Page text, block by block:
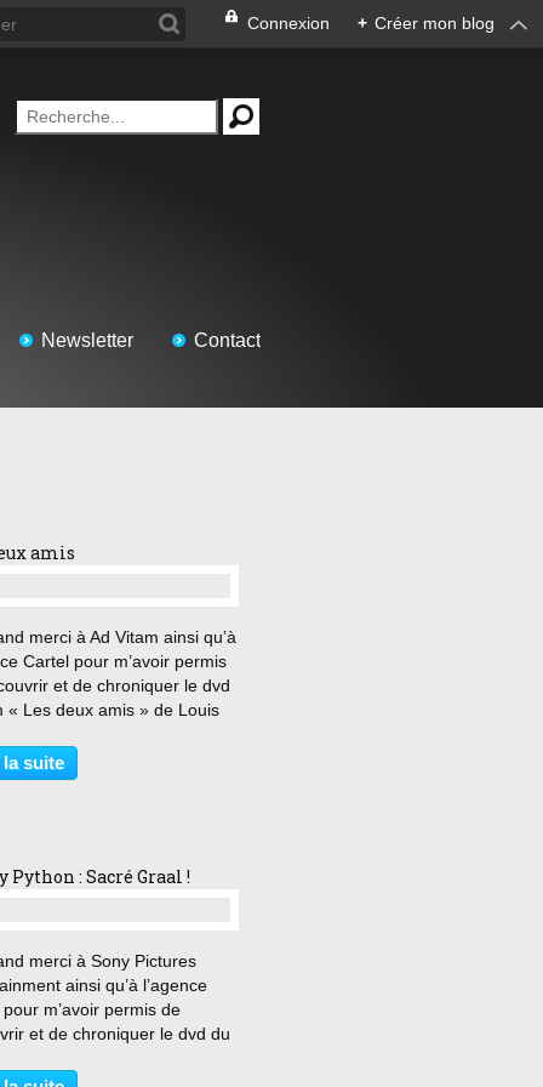
Connexion + Créer mon blog
Newsletter Contact
amis
merci à Ad Vitam ainsi qu’à
Cartel pour m’avoir permis
et de chroniquer le dvd
« Les deux amis » de Louis
ne peux pas avoir quelqu’un
» Clément, figurant...
la suite
Python : Sacré Graal !
merci à Sony Pictures
ainsi qu’à l’agence
m’avoir permis de
et de chroniquer le dvd du
dans son édition collector «